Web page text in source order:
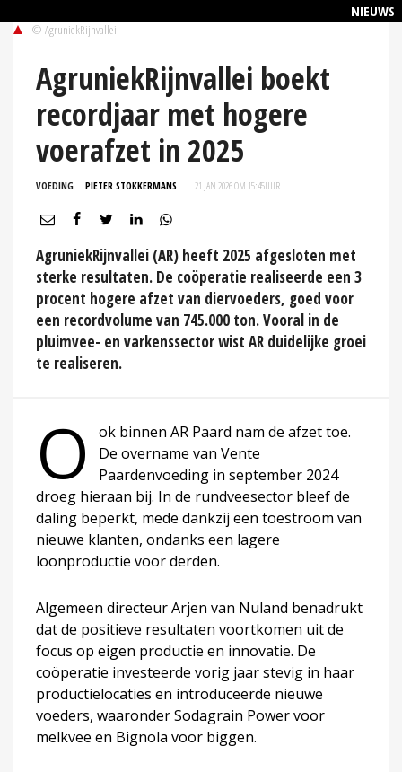
NIEUWS
© AgruniekRijnvallei
AgruniekRijnvallei boekt
recordjaar met hogere
voerafzet in 2025
VOEDING PIETER STOKKERMANS 21 JAN 2026 OM 15:45UUR
AgruniekRijnvallei (AR) heeft 2025 afgesloten met
sterke resultaten. De coöperatie realiseerde een 3
procent hogere afzet van diervoeders, goed voor
een recordvolume van 745.000 ton. Vooral in de
pluimvee- en varkenssector wist AR duidelijke groei
te realiseren.
O
ok binnen AR Paard nam de afzet toe.
De overname van Vente
Paardenvoeding in september 2024
droeg hieraan bij. In de rundveesector bleef de
daling beperkt, mede dankzij een toestroom van
nieuwe klanten, ondanks een lagere
loonproductie voor derden.
Algemeen directeur Arjen van Nuland benadrukt
dat de positieve resultaten voortkomen uit de
focus op eigen productie en innovatie. De
coöperatie investeerde vorig jaar stevig in haar
productielocaties en introduceerde nieuwe
voeders, waaronder Sodagrain Power voor
melkvee en Bignola voor biggen.